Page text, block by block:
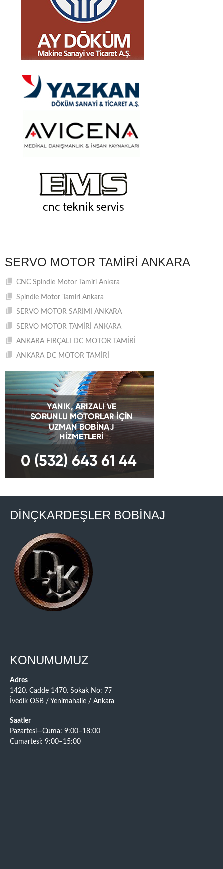
SERVO MOTOR TAMIRI ANKARA
CNC Spindle Motor Tamiri Ankara
Spindle Motor Tamiri Ankara
SERVO MOTOR SARIMI ANKARA
SERVO MOTOR TAMİRİ ANKARA
ANKARA FIRÇALI DC MOTOR TAMİRİ
ANKARA DC MOTOR TAMİRİ
DİNÇKARDEŞLER BOBİNAJ
KONUMUMUZ
Adres
1420. Cadde 1470. Sokak No: 77
İvedik OSB / Yenimahalle / Ankara
Saatler
Pazartesi—Cuma: 9:00–18:00
Cumartesi: 9:00–15:00